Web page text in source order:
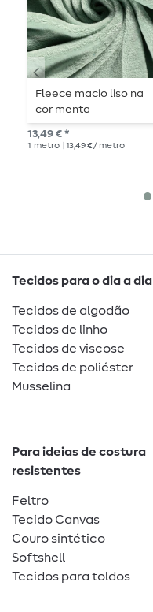
Fleece macio liso na
cor menta
13,49 € *
1 metro | 13,49 € / metro
Tecidos para o dia a dia
Tecidos de algodão
Tecidos de linho
Tecidos de viscose
Tecidos de poliéster
Musselina
Para ideias de costura
resistentes
Feltro
Tecido Canvas
Couro sintético
Softshell
Tecidos para toldos